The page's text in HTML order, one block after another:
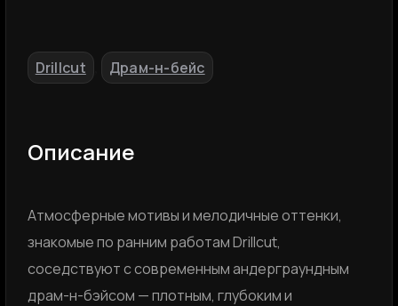
Drillcut Драм-н-бейс
Описание
Атмосферные мотивы и мелодичные оттенки,
знакомые по ранним работам Drillcut,
соседствуют с современным андерграундным
драм-н-бэйсом — плотным, глубоким и